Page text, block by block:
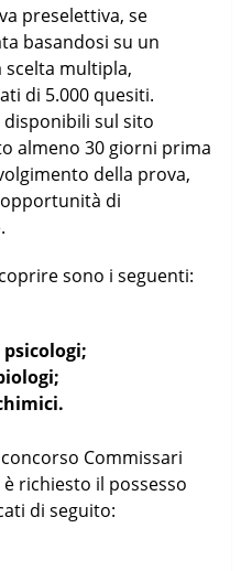
preselettiva, se
basandosi su un
multipla,
di 5.000 quesiti.
sul sito
almeno 30 giorni prima
della prova,
di
sono i seguenti:
Commissari
richiesto il possesso
di seguito: